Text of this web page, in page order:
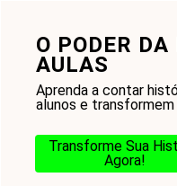
O PODER
AULAS
Aprenda a contar
alunos e transformem
Transforme Sua
Agora!
conteúdo